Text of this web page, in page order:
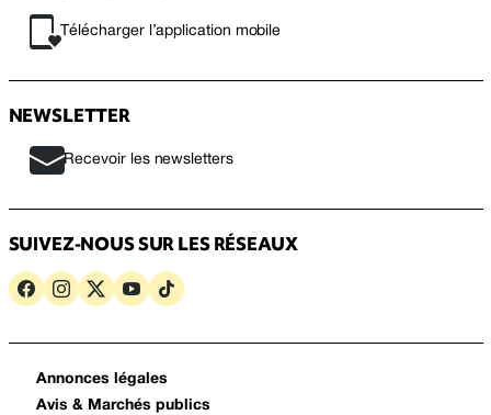
Télécharger l’application mobile
NEWSLETTER
Recevoir les newsletters
SUIVEZ-NOUS SUR LES RÉSEAUX
Annonces légales
Avis & Marchés publics